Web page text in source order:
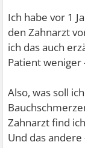
Ich habe vor 1
den Zahnarzt
ich das auch
Patient weniger
Also, was soll
Zahnarzt find
Und das